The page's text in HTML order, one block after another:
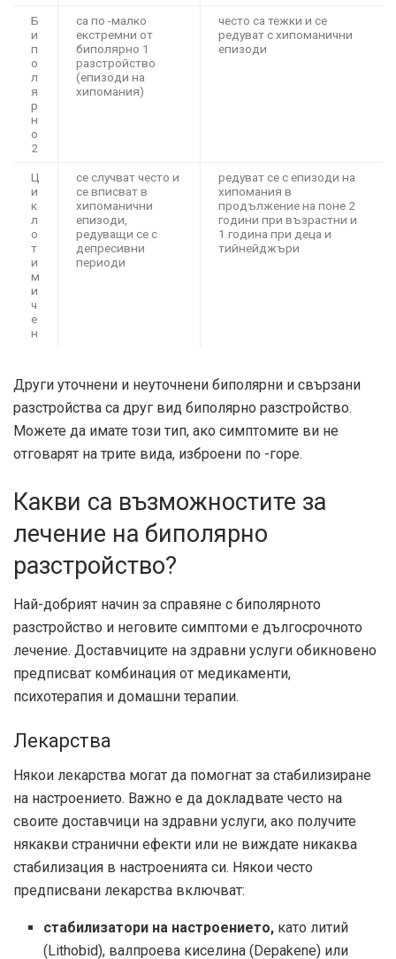
Б
и
п
о
л
я
р
н
о
2
са по -малко
екстремни от
биполярно 1
разстройство
(епизоди на
хипомания)
често са тежки и се
редуват с хипоманични
епизоди
Ц
и
к
л
о
т
и
м
и
ч
е
н
се случват често и
се вписват в
хипоманични
епизоди,
редуващи се с
депресивни
периоди
редуват се с епизоди на
хипомания в
продължение на поне 2
години при възрастни и
1 година при деца и
тийнейджъри
Други уточнени и неуточнени биполярни и свързани
разстройства са друг вид биполярно разстройство.
Можете да имате този тип, ако симптомите ви не
отговарят на трите вида, изброени по -горе.
Какви са възможностите за
лечение на биполярно
разстройство?
Най-добрият начин за справяне с биполярното
разстройство и неговите симптоми е дългосрочното
лечение. Доставчиците на здравни услуги обикновено
предписват комбинация от медикаменти,
психотерапия и домашни терапии.
Лекарства
Някои лекарства могат да помогнат за стабилизиране
на настроението. Важно е да докладвате често на
своите доставчици на здравни услуги, ако получите
някакви странични ефекти или не виждате никаква
стабилизация в настроенията си. Някои често
предписвани лекарства включват:
стабилизатори на настроението, като литий
(Lithobid), валпроева киселина (Depakene) или